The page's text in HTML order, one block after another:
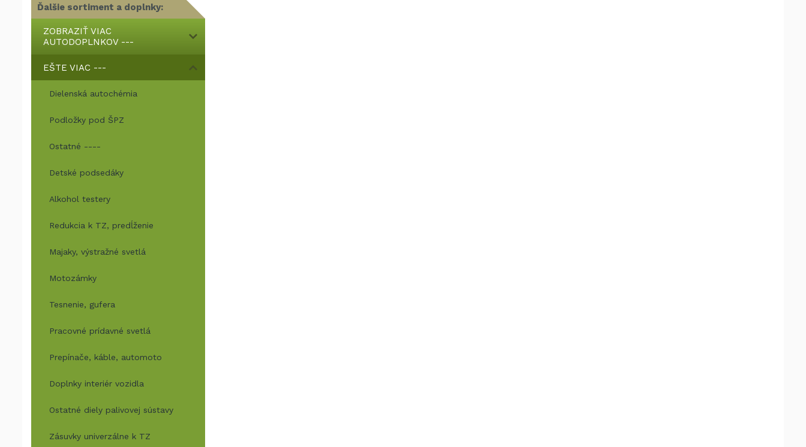
Ďalšie sortiment a doplnky:
ZOBRAZIŤ VIAC
AUTODOPLNKOV ---
EŠTE VIAC ---
Dielenská autochémia
Podložky pod ŠPZ
Ostatné ----
Detské podsedáky
Alkohol testery
Redukcia k TZ, predĺženie
Majaky, výstražné svetlá
Motozámky
Tesnenie, gufera
Pracovné prídavné svetlá
Prepínače, káble, automoto
Doplnky interiér vozidla
Ostatné diely palivovej sústavy
Zásuvky univerzálne k TZ